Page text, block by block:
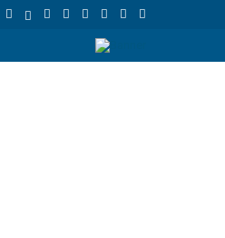
recebe cumprimentos de despedida